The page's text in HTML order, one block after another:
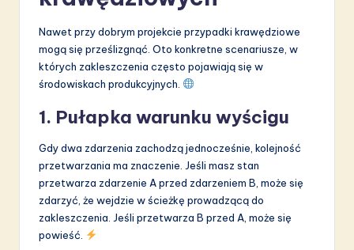
Nawet przy dobrym projekcie przypadki krawędziowe
mogą się prześlizgnąć. Oto konkretne scenariusze, w
których zakleszczenia często pojawiają się w
środowiskach produkcyjnych.
1. Pułapka warunku wyścigu
Gdy dwa zdarzenia zachodzą jednocześnie, kolejność
przetwarzania ma znaczenie. Jeśli masz stan
przetwarza zdarzenie A przed zdarzeniem B, może się
zdarzyć, że wejdzie w ścieżkę prowadzącą do
zakleszczenia. Jeśli przetwarza B przed A, może się
powieść.